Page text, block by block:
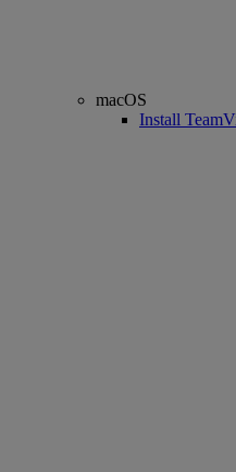
macOS
Install